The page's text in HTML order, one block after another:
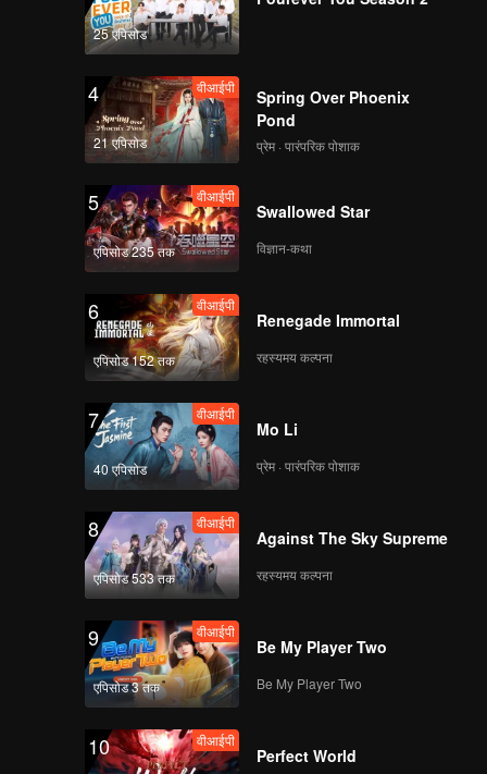
25 एपिसोड
4
21 एपिसोड
वीआईपी
Spring Over Phoenix
Pond
प्रेम · पारंपरिक पोशाक
5
एपिसोड 235 तक
वीआईपी
Swallowed Star
विज्ञान-कथा
6
एपिसोड 152 तक
वीआईपी
Renegade Immortal
रहस्यमय कल्पना
7
40 एपिसोड
वीआईपी
Mo Li
प्रेम · पारंपरिक पोशाक
8
एपिसोड 533 तक
वीआईपी
Against The Sky Supreme
रहस्यमय कल्पना
9
एपिसोड 3 तक
वीआईपी
Be My Player Two
Be My Player Two
10 वीआईपी
Perfect World